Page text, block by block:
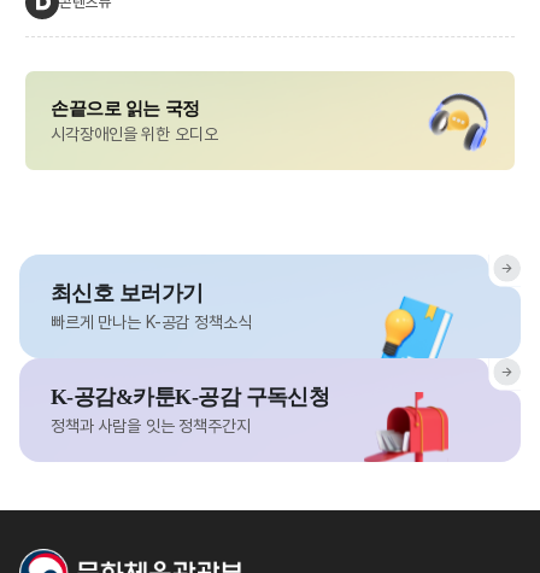
손끝으로 읽는 국정
시각장애인을 위한 오디오
최신호 보러가기
빠르게 만나는 K-공감 정책소식
K-공감&카툰K-공감 구독신청
정책과 사람을 잇는 정책주간지